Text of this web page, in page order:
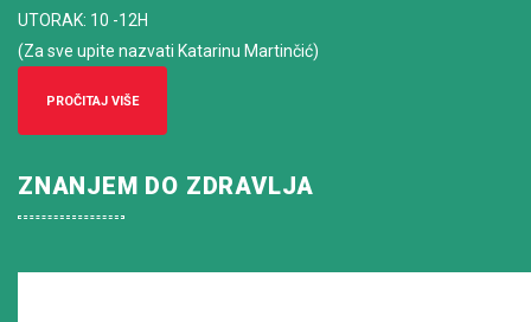
UTORAK: 10 -12H
(Za sve upite nazvati Katarinu Martinčić)
PROČITAJ VIŠE
ZNANJEM DO ZDRAVLJA